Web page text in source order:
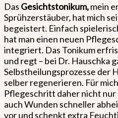
Das Gesichtstonikum,mein
Sprühzerstäuber, hat mich
begeistert. Einfach
hat man einen neuen
integriert. Das Tonikum
und regt – bei Dr. Hauschka
Selbstheilungsprozesse der
selber regenerieren. Für
Pflegeschritt daher nicht nur
auch Wunden schneller
vor und schenkt extra